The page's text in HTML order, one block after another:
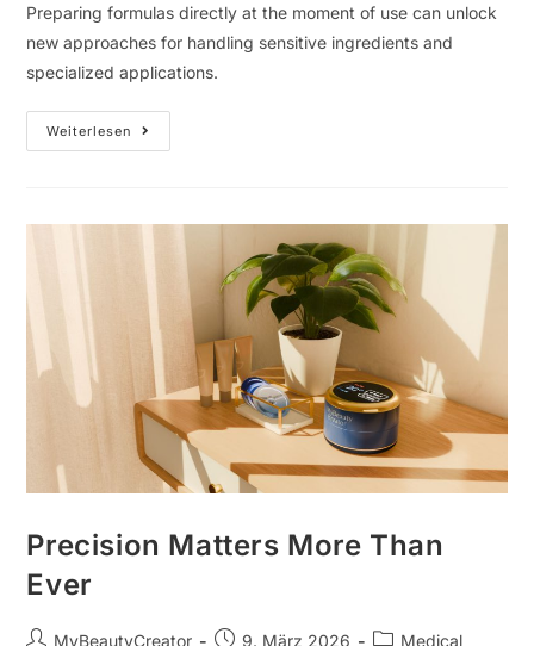
Preparing formulas directly at the moment of use can unlock
new approaches for handling sensitive ingredients and
specialized applications.
Weiterlesen
Precision Matters More Than
Ever
MyBeautyCreator 9. März 2026 Medical